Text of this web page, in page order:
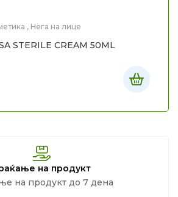
, Нега на лице
STERILE CREAM 50ML
на продукт
на продукт до 7 дена